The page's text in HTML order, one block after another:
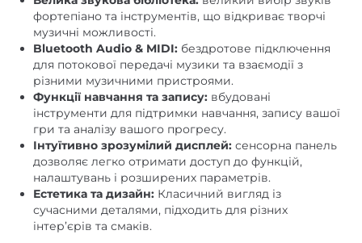
Bluetooth Audio & MIDI:бездротове підключення
для потокової передачі музики та взаємодії з
різними музичними пристроями.
Функції навчання та запису:вбудовані
інструменти для підтримки навчання, запису вашої
гри та аналізу вашого прогресу.
Інтуїтивно зрозумілий дисплей:сенсорна панель
дозволяє легко отримати доступ до функцій,
налаштувань і розширених параметрів.
Естетика та дизайн:Класичний вигляд із
сучасними деталями, підходить для різних
інтер’єрів та смаків.
Yamaha CLP-745 — ідеальний інструмент для піаністів,
яким потрібна реалістичність гри на акустичному